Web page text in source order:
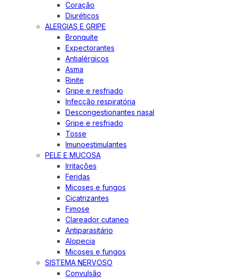
Coração
Diuréticos
ALERGIAS E GRIPE
Bronquite
Expectorantes
Antialérgicos
Asma
Rinite
Gripe e resfriado
Infecção respiratória
Descongestionantes nasal
Gripe e resfriado
Tosse
Imunoestimulantes
PELE E MUCOSA
Irritações
Feridas
Micoses e fungos
Cicatrizantes
Fimose
Clareador cutaneo
Antiparasitário
Alopecia
Micoses e fungos
SISTEMA NERVOSO
Convulsão